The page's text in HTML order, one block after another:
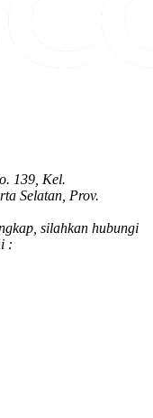
139, Kel.
Selatan, Prov.
silahkan hubungi
: